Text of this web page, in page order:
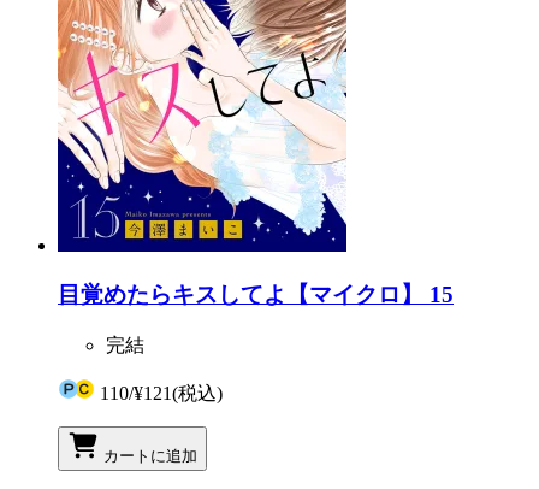
目覚めたらキスしてよ【マイクロ】 15
完結
110/¥121(税込)
カートに追加